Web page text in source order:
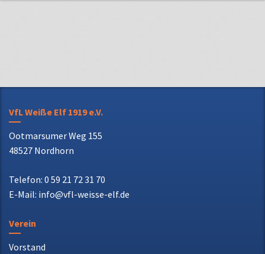
Ootmarsumer Weg 155
Telefon: 0 59 21 72 31 70
E-Mail: info@vfl-weisse-elf.de
Verein
Vorstand
Chronik
Vereinsgelände